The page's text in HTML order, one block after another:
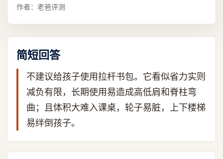
作者： 老爸评测
简短回答
不建议给孩子使用拉杆书包。它看似省力实则
减负有限，长期使用易造成高低肩和脊柱弯
曲；且体积大难入课桌，轮子易脏，上下楼梯
易绊倒孩子。